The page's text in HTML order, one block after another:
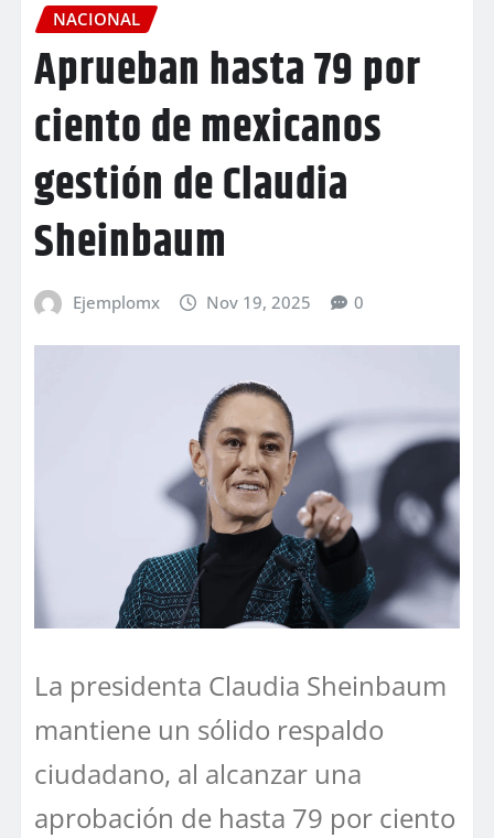
NACIONAL
Aprueban hasta 79 por
ciento de mexicanos
gestión de Claudia
Sheinbaum
Ejemplomx Nov 19, 2025 0
La presidenta Claudia Sheinbaum
mantiene un sólido respaldo
ciudadano, al alcanzar una
aprobación de hasta 79 por ciento